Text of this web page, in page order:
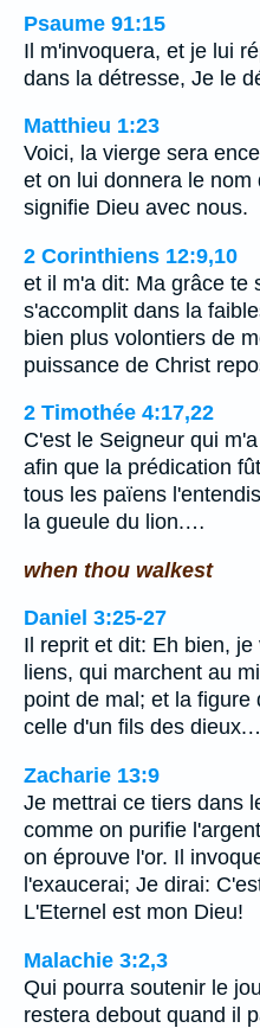
Psaume 91:15
Il m'invoquera, et je lui
dans la détresse, Je le
Matthieu 1:23
Voici, la vierge sera
et on lui donnera le nom
signifie Dieu avec nous.
2 Corinthiens 12:9,10
et il m'a dit: Ma grâce te
s'accomplit dans la
bien plus volontiers de
puissance de Christ
2 Timothée 4:17,22
C'est le Seigneur qui
afin que la prédication
tous les païens
la gueule du lion.…
when thou walkest
Daniel 3:25-27
Il reprit et dit: Eh bien,
liens, qui marchent au
point de mal; et la
celle d'un fils des
Zacharie 13:9
Je mettrai ce tiers dans
comme on purifie
on éprouve l'or. Il
l'exaucerai; Je dirai:
L'Eternel est mon Dieu!
Malachie 3:2,3
Qui pourra soutenir le
restera debout quand il